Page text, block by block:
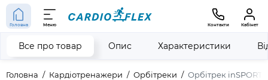
Головна Меню Контакти Кабінет
Головна Кардіотренажери Орбітреки Орбітрек
Все про товар Опис Характеристики